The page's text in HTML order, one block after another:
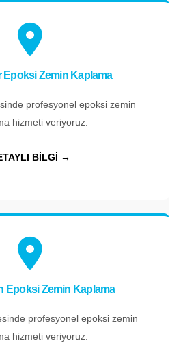
Epoksi Zemin Kaplama
profesyonel epoksi zemin
hizmeti veriyoruz.
BİLGİ →
Epoksi Zemin Kaplama
profesyonel epoksi zemin
hizmeti veriyoruz.